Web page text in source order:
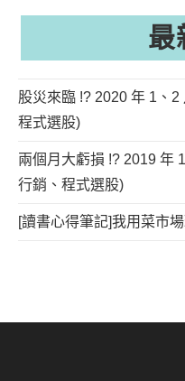
最
股災來臨 !? 2020 年 1、2
程式選股)
兩個月大虧損 !? 2019 年
行銷、程式選股)
[讀書心得筆記]我用菜市